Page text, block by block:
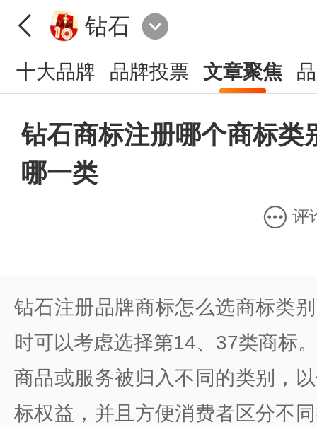
钻石
十大品牌 品牌投票 文章聚焦
钻石商标注册哪个商标类
哪一类
评
钻石注册品牌商标怎么选商标类
时可以考虑选择第14、37类商标
商品或服务被归入不同的类别，
标权益，并且方便消费者区分不